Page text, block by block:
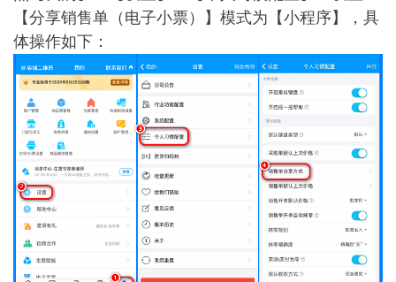
【分享销售单（电子小票）】模式为【小程序】，具
体操作如下：